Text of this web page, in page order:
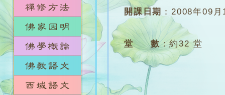
開課日期 ：2008年09月
堂 數：約32 堂